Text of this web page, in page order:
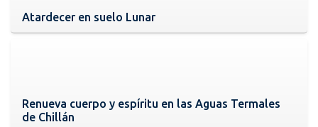
Atardecer en suelo Lunar
Renueva cuerpo y espíritu en las Aguas Termales
de Chillán